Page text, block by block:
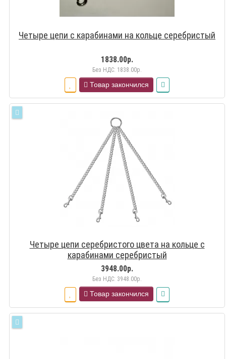
Четыре цепи с карабинами на кольце серебристый
1838.00р.
Без НДС: 1838.00р.
Товар закончился
Четыре цепи серебристого цвета на кольце с
карабинами серебристый
3948.00р.
Без НДС: 3948.00р.
Товар закончился